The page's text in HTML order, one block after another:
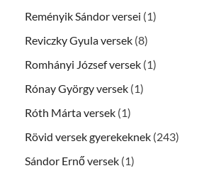
Reményik Sándor versei (1)
Reviczky Gyula versek (8)
Romhányi József versek (1)
Rónay György versek (1)
Róth Márta versek (1)
Rövid versek gyerekeknek (243)
Sándor Ernő versek (1)